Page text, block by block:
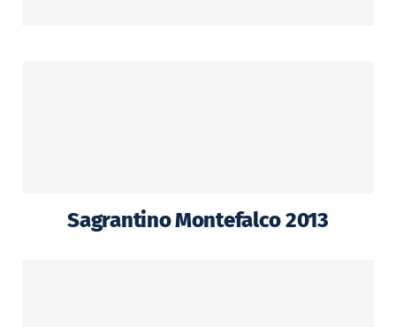
Sagrantino Montefalco 2013